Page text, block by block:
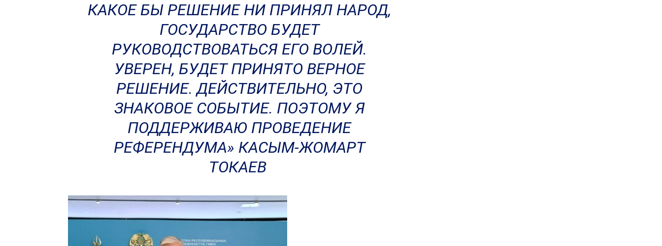
КАКОЕ БЫ РЕШЕНИЕ НИ ПРИНЯЛ НАРОД,
ГОСУДАРСТВО БУДЕТ
РУКОВОДСТВОВАТЬСЯ ЕГО ВОЛЕЙ.
УВЕРЕН, БУДЕТ ПРИНЯТО ВЕРНОЕ
РЕШЕНИЕ. ДЕЙСТВИТЕЛЬНО, ЭТО
ЗНАКОВОЕ СОБЫТИЕ. ПОЭТОМУ Я
ПОДДЕРЖИВАЮ ПРОВЕДЕНИЕ
РЕФЕРЕНДУМА» КАСЫМ-ЖОМАРТ
ТОКАЕВ